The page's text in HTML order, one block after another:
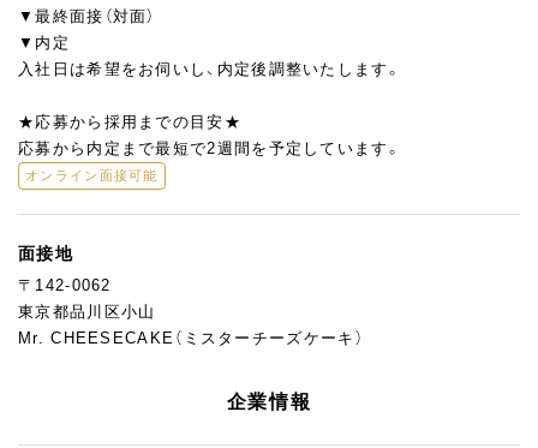
▼最終面接（対面）
▼内定
入社日は希望をお伺いし、内定後調整いたします。
★応募から採用までの目安★
応募から内定まで最短で2週間を予定しています。
オンライン面接可能
面接地
〒142-0062
東京都品川区小山
Mr. CHEESECAKE（ミスターチーズケーキ）
企業情報